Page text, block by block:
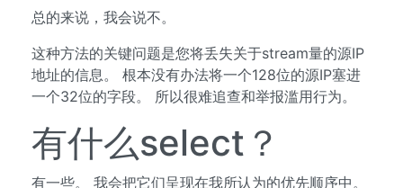
总的来说，我会说不。
这种方法的关键问题是您将丢失关于stream量的源IP
地址的信息。 根本没有办法将一个128位的源IP塞进
一个32位的字段。 所以很难追查和举报滥用行为。
有什么select？
有一些。 我会把它们呈现在我所认为的优先顺序中。